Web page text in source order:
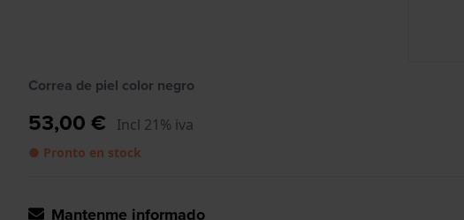
Correa de piel color negro
53,00 € Incl 21% iva
● Pronto en stock
Mantenme informado